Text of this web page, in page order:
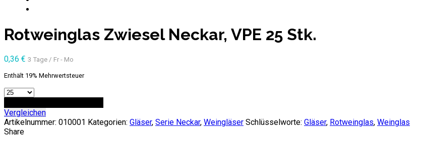
Rotweinglas Zwiesel Neckar, VPE 25 Stk.
0,36 € 3 Tage / Fr - Mo
Enthält 19% Mehrwertsteuer
Anzahl
Vergleichen
Artikelnummer: 010001 Kategorien: Gläser, Serie Neckar, Weingläser Schlüsselworte: Gläser, Rotweinglas, Weinglas
Share